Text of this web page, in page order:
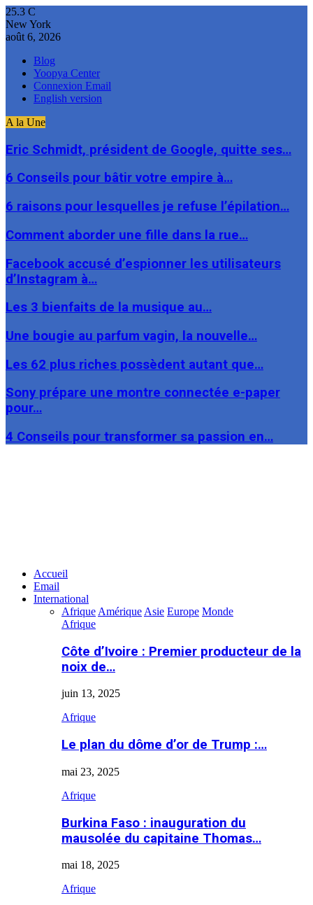
25.3 C
New York
août 6, 2026
Blog
Yoopya Center
Connexion Email
English version
A la Une
Eric Schmidt, président de Google, quitte ses…
6 Conseils pour bâtir votre empire à…
6 raisons pour lesquelles je refuse l’épilation…
Comment aborder une fille dans la rue…
Facebook accusé d’espionner les utilisateurs
d’Instagram à…
Les 3 bienfaits de la musique au…
Une bougie au parfum vagin, la nouvelle…
Les 62 plus riches possèdent autant que…
Sony prépare une montre connectée e-paper
pour…
4 Conseils pour transformer sa passion en…
Accueil
Email
International
Afrique Amérique Asie Europe Monde
Afrique
Côte d’Ivoire : Premier producteur de la
noix de…
juin 13, 2025
Afrique
Le plan du dôme d’or de Trump :…
mai 23, 2025
Afrique
Burkina Faso : inauguration du
mausolée du capitaine Thomas…
mai 18, 2025
Afrique